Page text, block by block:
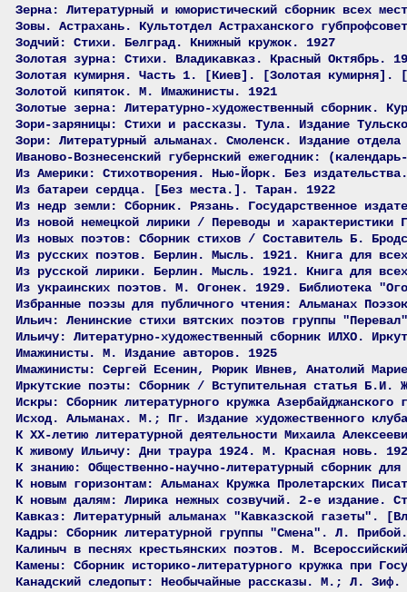
Зерна: Литературный и юмористический сборник всех
Зовы. Астрахань. Культотдел Астраханского
Зодчий: Стихи. Белград. Книжный кружок. 1927
Золотая зурна: Стихи. Владикавказ. Красный Октябрь.
Золотая кумирня. Часть 1. [Киев]. [Золотая кумирня].
Золотой кипяток. М. Имажинисты. 1921
Золотые зерна: Литературно-художественный сборник.
Зори-заряницы: Стихи и рассказы. Тула. Издание
Зори: Литературный альманах. Смоленск. Издание
Иваново-Вознесенский губернский ежегодник:
Из Америки: Стихотворения. Нью-Йорк. Без
Из батареи сердца. [Без места.]. Таран. 1922
Из недр земли: Сборник. Рязань. Государственное
Из новой немецкой лирики / Переводы и
Из новых поэтов: Сборник стихов / Составитель Б.
Из русских поэтов. Берлин. Мысль. 1921. Книга для
Из русской лирики. Берлин. Мысль. 1921. Книга для
Из украинских поэтов. М. Огонек. 1929. Библиотека
Избранные поэзы для публичного чтения: Альманах
Ильич: Ленинские стихи вятских поэтов группы
Ильичу: Литературно-художественный сборник ИЛХО.
Имажинисты. М. Издание авторов. 1925
Имажинисты: Сергей Есенин, Рюрик Ивнев, Анатолий
Иркутские поэты: Сборник / Вступительная статья Б.И.
Искры: Сборник литературного кружка
Исход. Альманах. М.; Пг. Издание художественного
К XX-летию литературной деятельности Михаила
К живому Ильичу: Дни траура 1924. М. Красная новь.
К знанию: Общественно-научно-литературный сборник
К новым горизонтам: Альманах Кружка Пролетарских
К новым далям: Лирика нежных созвучий. 2-е издание.
Кавказ: Литературный альманах "Кавказской газеты".
Кадры: Сборник литературной группы "Смена". Л.
Калиныч в песнях крестьянских поэтов. М.
Камены: Сборник историко-литературного кружка при
Канадский следопыт: Необычайные рассказы. М.; Л.